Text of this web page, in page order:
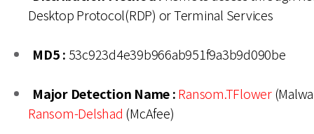
Desktop Protocol(RDP) or Terminal Services
MD5 : 53c923d4e39b966ab951f9a3b9d090be
Major Detection Name :Ransom.TFlower
Ransom-Delshad (McAfee)